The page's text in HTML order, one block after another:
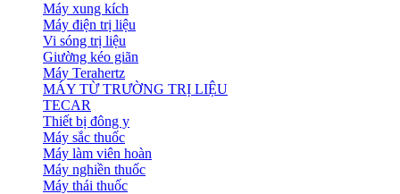
Máy xung kích
Máy điện trị liệu
Vi sóng trị liệu
Giường kéo giãn
Máy Terahertz
MÁY TỪ TRƯỜNG TRỊ LIỆU
TECAR
Thiết bị đông y
Máy sắc thuốc
Máy làm viên hoàn
Máy nghiền thuốc
Máy thái thuốc